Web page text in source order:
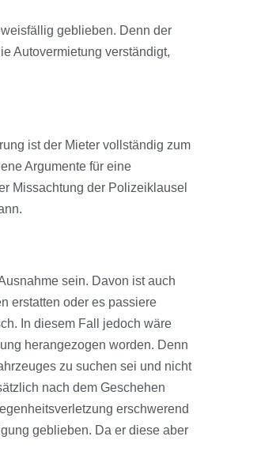
geblieben. Denn der
Autovermietung verständigt,
ist der Mieter vollständig zum
Argumente für eine
Missachtung der Polizeiklausel
sein. Davon ist auch
erstatten oder es passiere
In diesem Fall jedoch wäre
herangezogen worden. Denn
zu suchen sei und nicht
nach dem Geschehen
erschwerend
geblieben. Da er diese aber